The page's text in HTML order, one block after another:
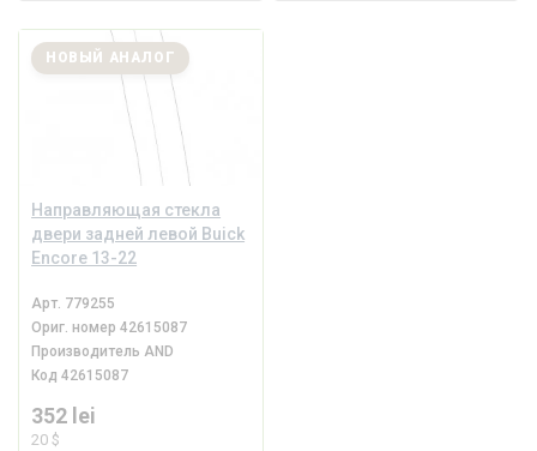
Направляющая стекла
двери задней левой Buick
Encore 13-22
НОВЫЙ АНАЛОГ
Арт. 779255
Ориг. номер42615087
Производитель AND
Код42615087
352 lei
20 $